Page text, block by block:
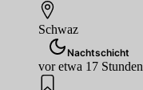
Schwaz
Nachtschicht
vor etwa 17 Stunden